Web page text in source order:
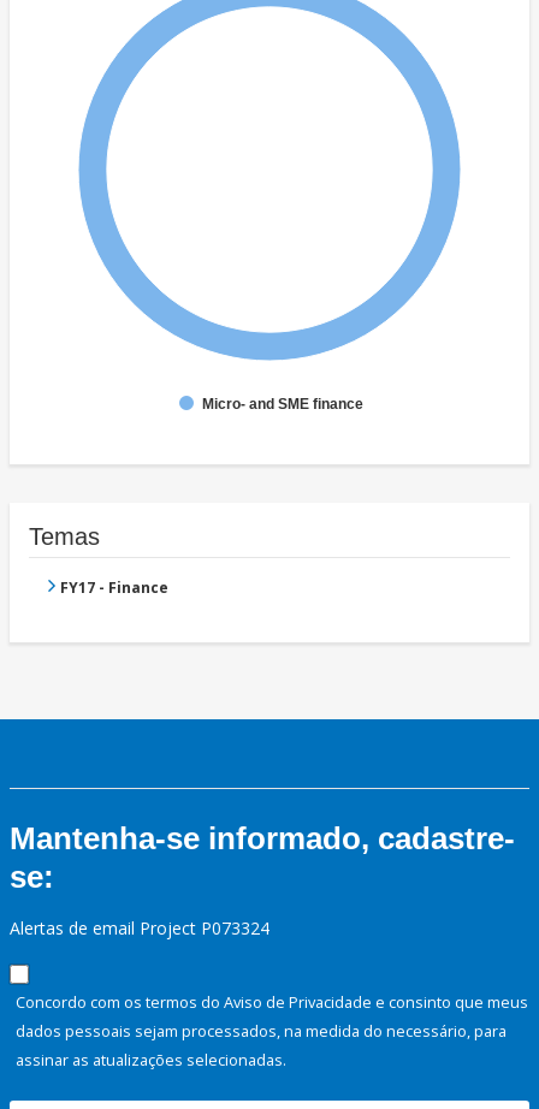
Micro- and SME finance
Temas
FY17 - Finance
Mantenha-se informado, cadastre-
se:
Alertas de email Project P073324
Concordo com os termos do Aviso de Privacidade e consinto que meus
dados pessoais sejam processados, na medida do necessário, para
assinar as atualizações selecionadas.